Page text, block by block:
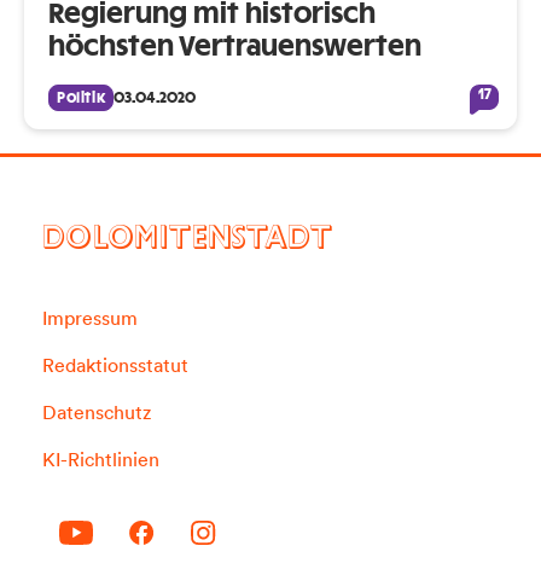
Regierung mit historisch
höchsten Vertrauenswerten
Politik 03.04.2020 17
DOLOMITENSTADT
Impressum
Redaktionsstatut
Datenschutz
KI-Richtlinien